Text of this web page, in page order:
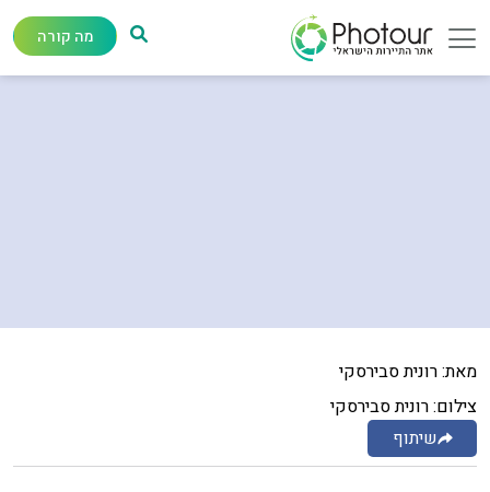
מה קורה
מאת: רונית סבירסקי
צילום: רונית סבירסקי
שיתוף